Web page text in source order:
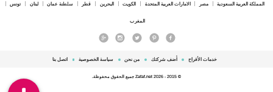
المملكة العربية السعودية مصر الامارات العربية المتحدة الكويت البحرين قطر سلطنة عمان لبنان تونس
المغرب
خدمات الأفراح أضف شركتك من نحن سياسة الخصوصية اتصل بنا
© 2015 - 2026 Zafaf.net جميع الحقوق محفوظة.